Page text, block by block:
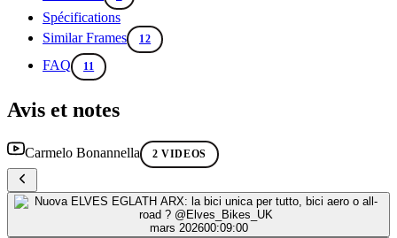
Spécifications
Similar Frames
12
FAQ 11
Avis et notes
Carmelo Bonannella 2 VIDEOS
mars 202600:09:00